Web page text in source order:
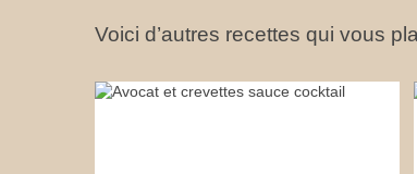
Voici d’autres recettes qui vous